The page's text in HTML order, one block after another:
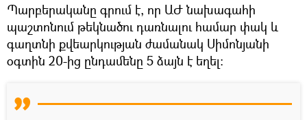
Պարբերականը գրում է, որ ԱԺ նախագահի
պաշտոնում թեկնածու դառնալու համար փակ և
գաղտնի քվեարկության ժամանակ Սիմոնյանի
օգտին 20-ից ընդամենը 5 ձայն է եղել: